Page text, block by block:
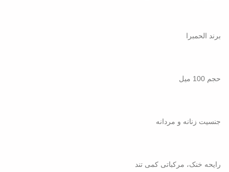
برند الحمبرا
حجم 100 میل
جنسیت زنانه و مردانه
رایحه خنک، مرکباتی کمی تند